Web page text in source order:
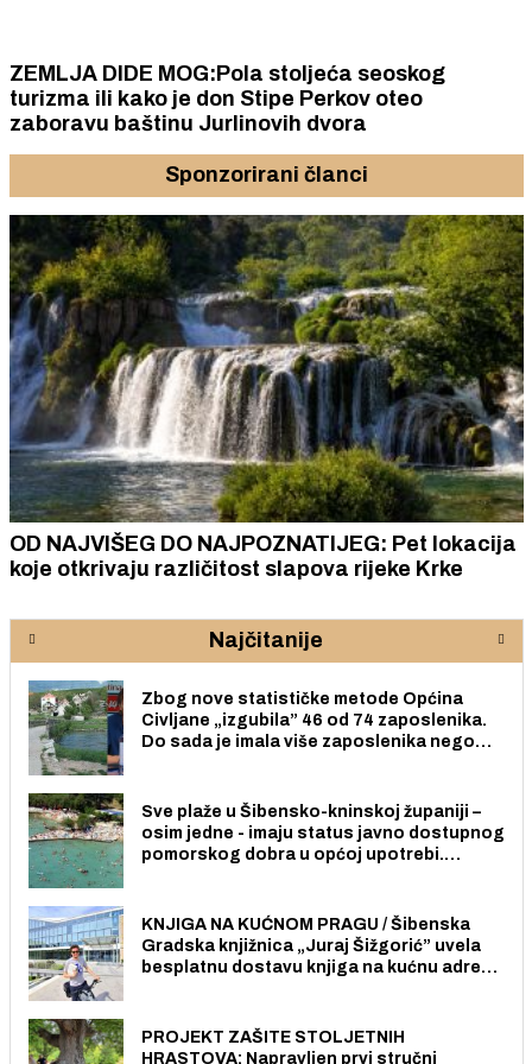
ZEMLJA DIDE MOG:Pola stoljeća seoskog
turizma ili kako je don Stipe Perkov oteo
zaboravu baštinu Jurlinovih dvora
Sponzorirani članci
OD NAJVIŠEG DO NAJPOZNATIJEG: Pet lokacija
koje otkrivaju različitost slapova rijeke Krke
Najčitanije
Zbog nove statističke metode Općina
Civljane „izgubila” 46 od 74 zaposlenika.
Do sada je imala više zaposlenika nego
Sve plaže u Šibensko-kninskoj županiji –
osim jedne - imaju status javno dostupnog
pomorskog dobra u općoj upotrebi.
KNJIGA NA KUĆNOM PRAGU / Šibenska
Gradska knjižnica „Juraj Šižgorić” uvela
besplatnu dostavu knjiga na kućnu adresu
PROJEKT ZAŠITE STOLJETNIH
HRASTOVA: Napravljen prvi stručni